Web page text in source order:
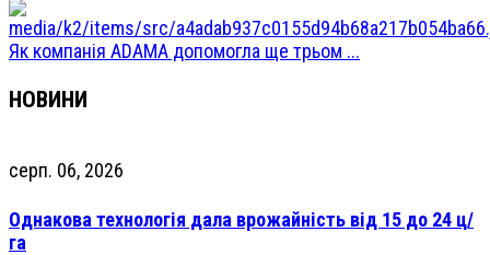
Як компанія ADAMA допомогла ще трьом ...
НОВИНИ
серп. 06, 2026
Однакова технологія дала врожайність від 15 до 24 ц/
га